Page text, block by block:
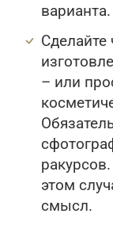
варианта.
– или
этом
смысл.